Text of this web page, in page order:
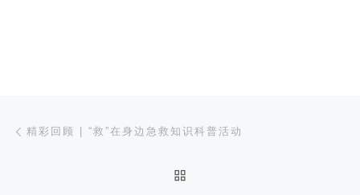
文章导航
精彩回顾 | “救”在身边急救知识科普活动